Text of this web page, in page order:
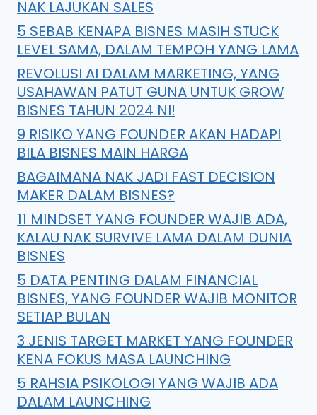
NAK LAJUKAN SALES
5 SEBAB KENAPA BISNES MASIH STUCK
LEVEL SAMA, DALAM TEMPOH YANG LAMA
REVOLUSI AI DALAM MARKETING, YANG
USAHAWAN PATUT GUNA UNTUK GROW
BISNES TAHUN 2024 NI!
9 RISIKO YANG FOUNDER AKAN HADAPI
BILA BISNES MAIN HARGA
BAGAIMANA NAK JADI FAST DECISION
MAKER DALAM BISNES?
11 MINDSET YANG FOUNDER WAJIB ADA,
KALAU NAK SURVIVE LAMA DALAM DUNIA
BISNES
5 DATA PENTING DALAM FINANCIAL
BISNES, YANG FOUNDER WAJIB MONITOR
SETIAP BULAN
3 JENIS TARGET MARKET YANG FOUNDER
KENA FOKUS MASA LAUNCHING
5 RAHSIA PSIKOLOGI YANG WAJIB ADA
DALAM LAUNCHING